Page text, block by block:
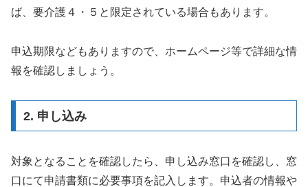
ば、要介護４・５と限定されている場合もあります。
申込期限などもありますので、ホームページ等で詳細な情
報を確認しましょう。
2. 申し込み
対象となることを確認したら、申し込み窓口を確認し、窓
口にて申請書類に必要事項を記入します。申込者の情報や